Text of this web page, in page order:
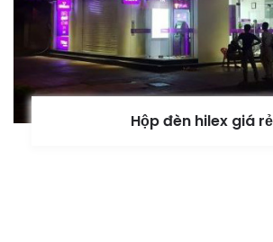
Hộp đèn hilex giá rẻ